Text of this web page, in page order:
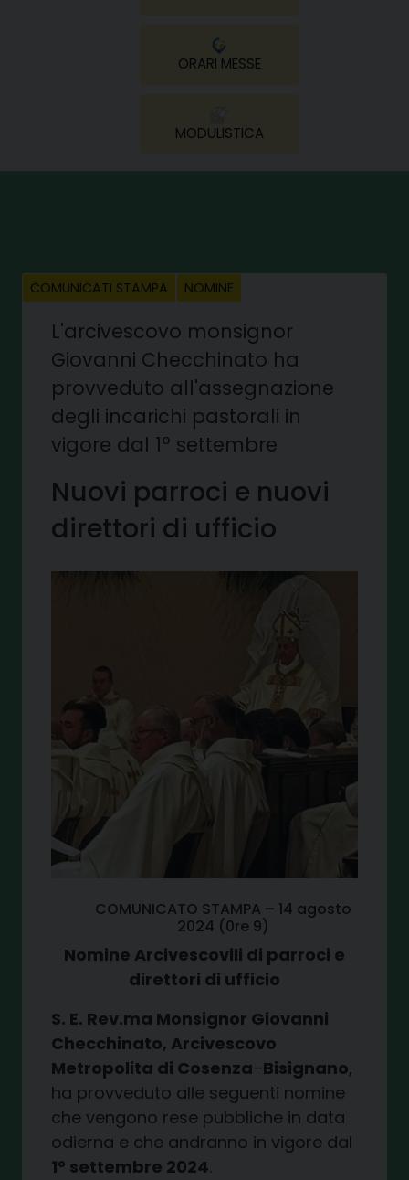
ORARI MESSE
MODULISTICA
COMUNICATI STAMPA NOMINE
L'arcivescovo monsignor
Giovanni Checchinato ha
provveduto all'assegnazione
degli incarichi pastorali in
vigore dal 1° settembre
Nuovi parroci e nuovi
direttori di ufficio
COMUNICATO STAMPA – 14 agosto
2024 (0re 9)
Nomine Arcivescovili di parroci e
direttori di ufficio
S. E. Rev.ma Monsignor Giovanni
Checchinato, Arcivescovo
Metropolita di Cosenza–Bisignano,
ha provveduto alle seguenti nomine
che vengono rese pubbliche in data
odierna e che andranno in vigore dal
1° settembre 2024.